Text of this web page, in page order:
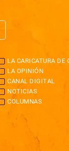
LA CARICATURA DE
LA OPINIÓN
CANAL DIGITAL
NOTICIAS
COLUMNAS